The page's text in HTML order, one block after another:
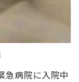
急病院に入院中